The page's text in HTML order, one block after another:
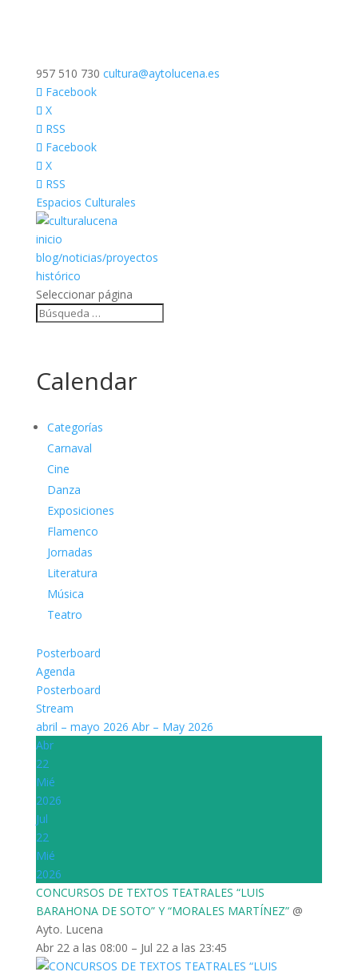
957 510 730 cultura@aytolucena.es
Facebook
X
RSS
Facebook
X
RSS
Espacios Culturales
inicio
blog/noticias/proyectos
histórico
Seleccionar página
Calendar
Categorías
Carnaval
Cine
Danza
Exposiciones
Flamenco
Jornadas
Literatura
Música
Teatro
Posterboard
Agenda
Posterboard
Stream
abril – mayo 2026 Abr – May 2026
Abr
22
Mié
2026
Jul
22
Mié
2026
CONCURSOS DE TEXTOS TEATRALES “LUIS
BARAHONA DE SOTO” Y “MORALES MARTÍNEZ” @
Ayto. Lucena
Abr 22 a las 08:00 – Jul 22 a las 23:45